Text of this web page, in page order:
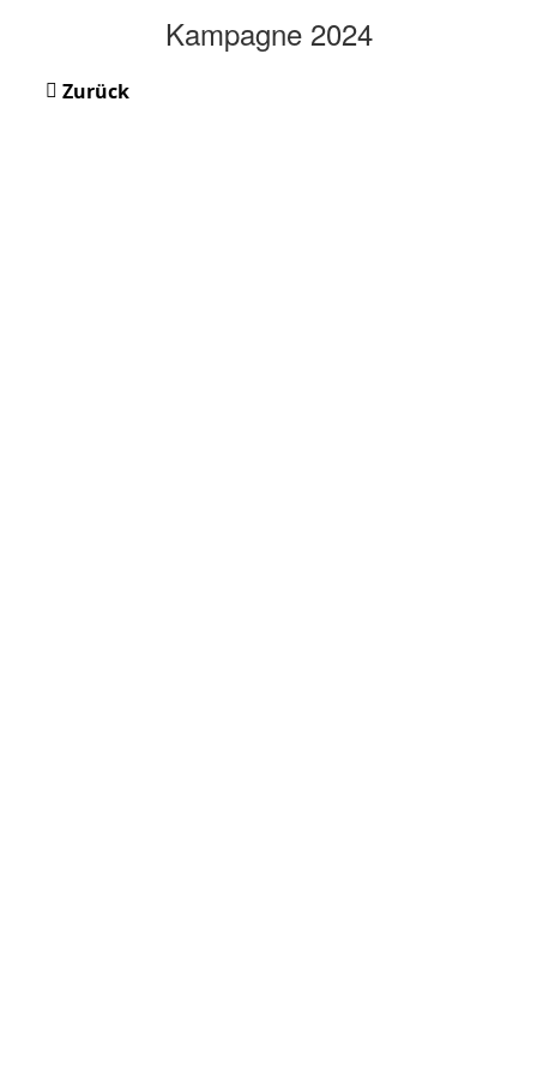
Kampagne 2024
Zurück